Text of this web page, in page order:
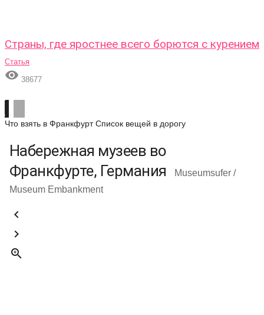
Страны, где яростнее всего борются с курением
Статья
 38677
Что взять в Франкфурт Список вещей в дорогу
Набережная музеев во
Франкфурте, Германия
Museumsufer /
Museum Embankment


